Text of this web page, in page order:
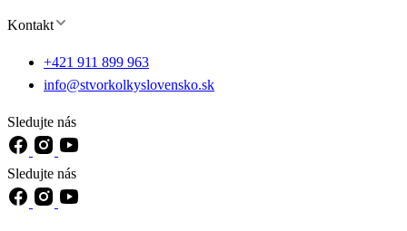
Kontakt
+421 911 899 963
info@stvorkolkyslovensko.sk
Sledujte nás
Sledujte nás